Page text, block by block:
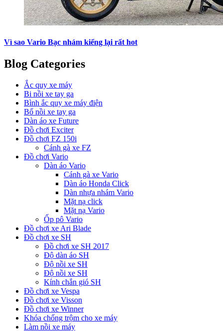
Vì sao Vario Bạc nhám kiểng lại rất hot
Blog Categories
Ắc quy xe máy
Bi nồi xe tay ga
Bình ắc quy xe máy điện
Bố nồi xe tay ga
Dàn áo xe Future
Đồ chơi Exciter
Đồ chơi FZ 150i
Cánh gà xe FZ
Đồ chơi Vario
Dàn áo Vario
Cánh gà xe Vario
Dàn áo Honda Click
Dàn nhựa nhám Vario
Mặt nạ click
Mặt nạ Vario
Ốp pô Vario
Đồ chơi xe Ari Blade
Đồ chơi xe SH
Đồ chơi xe SH 2017
Độ dàn áo SH
Độ nồi xe SH
Độ nồi xe SH
Kính chắn gió SH
Đồ chơi xe Vespa
Đồ chơi xe Visson
Đồ chơi xe Winner
Khóa chống trộm cho xe máy
Làm nồi xe máy